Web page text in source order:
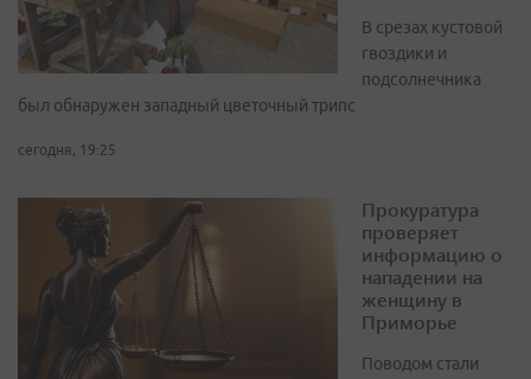
В срезах кустовой
гвоздики и
подсолнечника
был обнаружен западный цветочный трипс
сегодня, 19:25
Прокуратура
проверяет
информацию о
нападении на
женщину в
Приморье
Поводом стали